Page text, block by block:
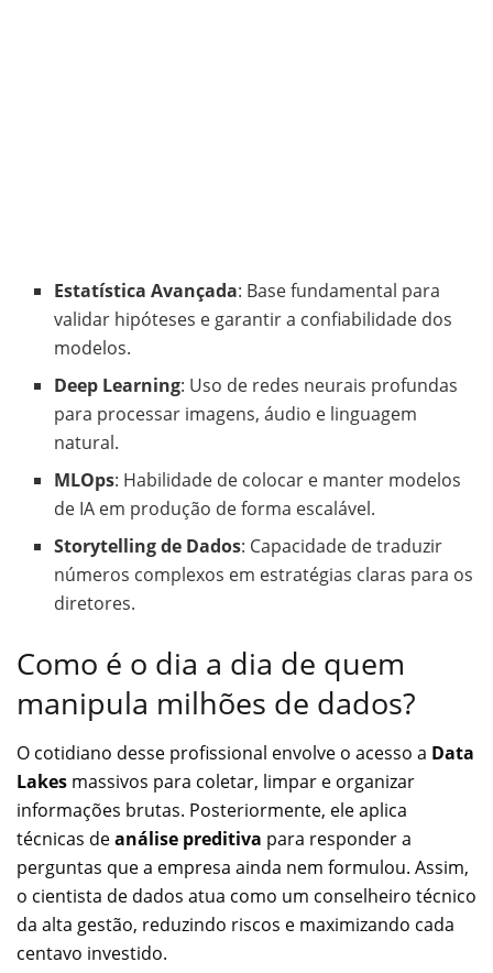
Estatística Avançada: Base fundamental para
validar hipóteses e garantir a confiabilidade dos
modelos.
Deep Learning: Uso de redes neurais profundas
para processar imagens, áudio e linguagem
natural.
MLOps: Habilidade de colocar e manter modelos
de IA em produção de forma escalável.
Storytelling de Dados: Capacidade de traduzir
números complexos em estratégias claras para os
diretores.
Como é o dia a dia de quem
manipula milhões de dados?
O cotidiano desse profissional envolve o acesso a Data
Lakes massivos para coletar, limpar e organizar
informações brutas. Posteriormente, ele aplica
técnicas deanálise preditiva para responder a
perguntas que a empresa ainda nem formulou. Assim,
o cientista de dados atua como um conselheiro técnico
da alta gestão, reduzindo riscos e maximizando cada
centavo investido.